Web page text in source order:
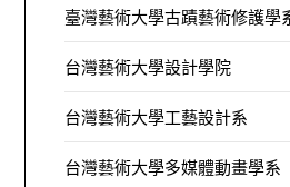
臺灣藝術大學古蹟藝術修護學
台灣藝術大學設計學院
台灣藝術大學工藝設計系
台灣藝術大學多媒體動畫學系